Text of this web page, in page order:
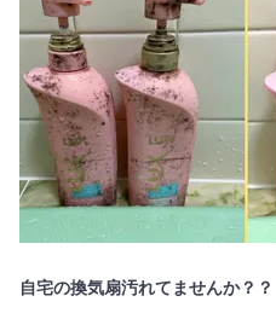
自宅の換気扇汚れてませんか？？